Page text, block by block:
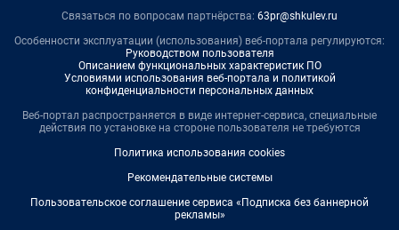
Связаться по вопросам партнёрства: 63pr@shkulev.ru
Особенности эксплуатации (использования) веб-портала регулируются:
Руководством пользователя
Описанием функциональных характеристик ПО
Условиями использования веб-портала и политикой
конфиденциальности персональных данных
Веб-портал распространяется в виде интернет-сервиса, специальные
действия по установке на стороне пользователя не требуются
Политика использования cookies
Рекомендательные системы
Пользовательское соглашение сервиса «Подписка без баннерной
рекламы»